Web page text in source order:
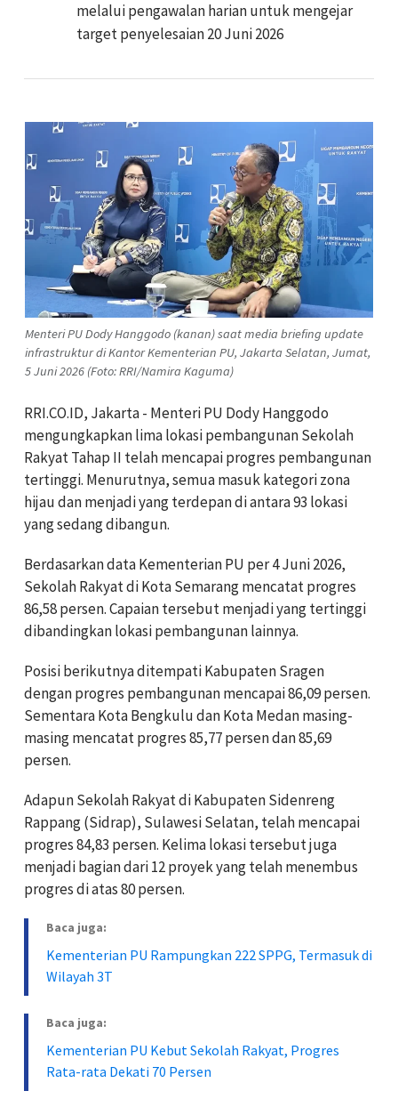
melalui pengawalan harian untuk mengejar
target penyelesaian 20 Juni 2026
Menteri PU Dody Hanggodo (kanan) saat media briefing update
infrastruktur di Kantor Kementerian PU, Jakarta Selatan, Jumat,
5 Juni 2026 (Foto: RRI/Namira Kaguma)
RRI.CO.ID, Jakarta - Menteri PU Dody Hanggodo
mengungkapkan lima lokasi pembangunan Sekolah
Rakyat Tahap II telah mencapai progres pembangunan
tertinggi. Menurutnya, semua masuk kategori zona
hijau dan menjadi yang terdepan di antara 93 lokasi
yang sedang dibangun.
Berdasarkan data Kementerian PU per 4 Juni 2026,
Sekolah Rakyat di Kota Semarang mencatat progres
86,58 persen. Capaian tersebut menjadi yang tertinggi
dibandingkan lokasi pembangunan lainnya.
Posisi berikutnya ditempati Kabupaten Sragen
dengan progres pembangunan mencapai 86,09 persen.
Sementara Kota Bengkulu dan Kota Medan masing-
masing mencatat progres 85,77 persen dan 85,69
persen.
Adapun Sekolah Rakyat di Kabupaten Sidenreng
Rappang (Sidrap), Sulawesi Selatan, telah mencapai
progres 84,83 persen. Kelima lokasi tersebut juga
menjadi bagian dari 12 proyek yang telah menembus
progres di atas 80 persen.
Baca juga:
Kementerian PU Rampungkan 222 SPPG, Termasuk di
Wilayah 3T
Baca juga:
Kementerian PU Kebut Sekolah Rakyat, Progres
Rata-rata Dekati 70 Persen